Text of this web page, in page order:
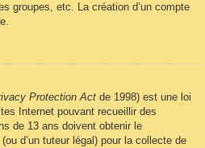
groupes, etc. La création d’un compte
Protection Act de 1998) est une loi
Internet pouvant recueillir des
de 13 ans doivent obtenir le
d’un tuteur légal) pour la collecte de